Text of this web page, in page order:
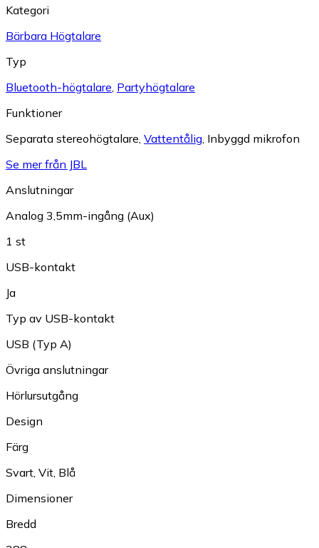
Kategori
Bärbara Högtalare
Typ
Bluetooth-högtalare Partyhögtalare
Funktioner
Separata stereohögtalare Vattentålig Inbyggd mikrofon
Se mer från JBL
Anslutningar
Analog 3,5mm-ingång (Aux)
1 st
USB-kontakt
Ja
Typ av USB-kontakt
USB (Typ A)
Övriga anslutningar
Hörlursutgång
Design
Färg
Svart Vit Blå
Dimensioner
Bredd